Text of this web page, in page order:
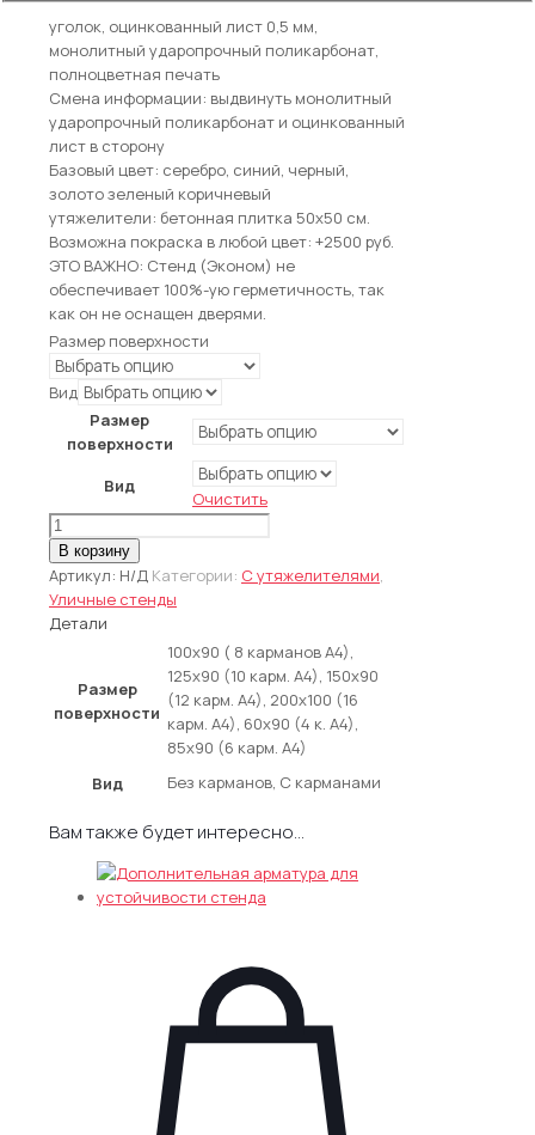
уголок, оцинкованный лист 0,5 мм,
монолитный ударопрочный поликарбонат,
полноцветная печать
Смена информации: выдвинуть монолитный
ударопрочный поликарбонат и оцинкованный
лист в сторону
Базовый цвет: серебро, синий, черный,
золото зеленый коричневый
утяжелители: бетонная плитка 50х50 см.
Возможна покраска в любой цвет: +2500 руб.
ЭТО ВАЖНО: Стенд (Эконом) не
обеспечивает 100%-ую герметичность, так
как он не оснащен дверями.
Размер поверхности
Вид
Размер
поверхности
Вид
Очистить
Количество
товара
Уличный
информационный
стенд
В корзину
Артикул: Н/Д Категории: С утяжелителями,
Уличные стенды
Детали
Размер
поверхности
100х90 ( 8 карманов А4),
125х90 (10 карм. А4), 150х90
(12 карм. А4), 200х100 (16
карм. А4), 60х90 (4 к. А4),
85х90 (6 карм. А4)
Вид
Без карманов, С карманами
Вам также будет интересно…